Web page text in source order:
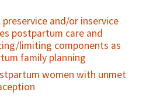
during the previous
who received at least one
supervision visit for
contraception within
successful completion of
of community health
of contraceptive
at HIV service delivery
at an HIV service
received a family
who accept (for the first
and/or inservice
postpartum care and
limiting components as
family planning
women with unmet